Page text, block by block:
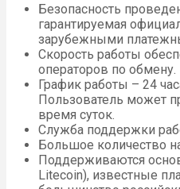
Безопасность
гарантируемая
зарубежными
Скорость работы
операторов по обмену.
График работы – 24
Пользователь может
время суток.
Служба поддержки
Большое количество
Поддерживаются
Litecoin), известные